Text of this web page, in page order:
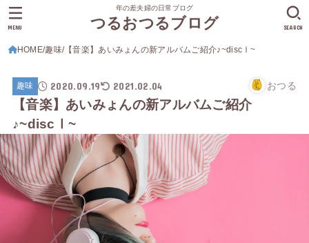
年の差夫婦の日常ブログ
つるおつるブログ SEARCH
MENU
HOME 趣味 【音楽】あいみょんの新アルバムご紹介♪~discⅠ~
趣味 2020.09.19 2021.02.04 おつる
【音楽】あいみょんの新アルバムご紹介
♪~discⅠ~